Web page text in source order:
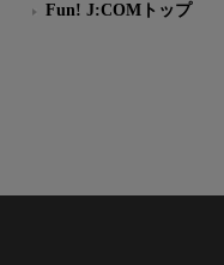
Fun! J:COMトップ